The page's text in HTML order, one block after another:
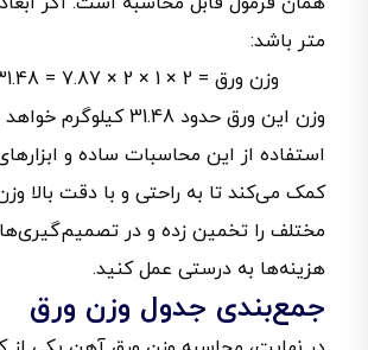
متر باشد:
وزن ورق = 2 × 1 × 2 × 7.87 = 31.48 کیلوگرم
وزن این ورق حدود 31.48 کیلوگرم خواهد بود.
استفاده از این محاسبات ساده و
کمک می‌کند تا به راحتی و با دقت بالا
مختلف را تخمین زده و در تصمیم‌گیری‌ها
هزینه‌ها به درستی عمل کنید.
جمع‌بندی جدول وزن ورق